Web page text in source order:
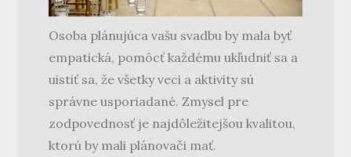
Osoba plánujúca vašu svadbu by mala byť
empatická, pomôcť každému ukľudniť sa a
uistiť sa, že všetky veci a aktivity sú
správne usporiadané. Zmysel pre
zodpovednosť je najdôležitejšou kvalitou,
ktorú by mali plánovači mať.